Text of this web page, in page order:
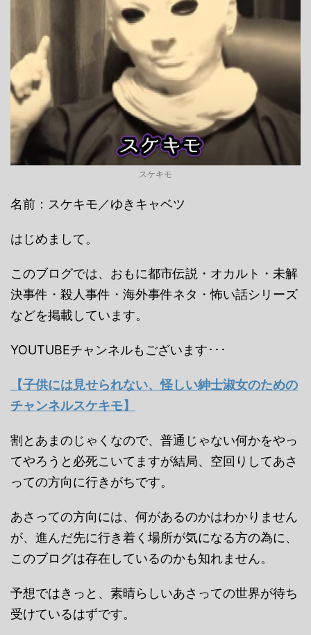
スケキモ
名前：スケキモ／ゆきキャベツ
はじめまして。
このブログでは、おもに都市伝説・オカルト・未解
決事件・殺人事件・海外事件ネタ・怖い話シリーズ
などを掲載しています。
YOUTUBEチャンネルもございます･･･
【子供には見せられない、怪しい紳士淑女のための
チャンネルスケキモ】
割とあまのじゃくなので、普通じゃない何かをやっ
てやろうと必死こいてますが結局、空回りしてあさ
っての方向に行きがちです。
あさっての方向には、何があるのかはわかりません
が、進んだ先に行き着く場所が気になる方の為に、
このブログは存在しているのかも知れません。
予想ではきっと、素晴らしいあさっての世界が待ち
受けているはずです。